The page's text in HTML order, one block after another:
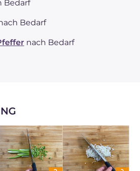
Bedarf
Bedarf
nach Bedarf